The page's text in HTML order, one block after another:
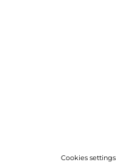
Cookies settings